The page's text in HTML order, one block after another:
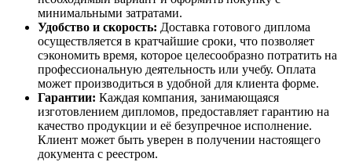
минимальными затратами.
Удобство и скорость: Доставка готового диплома
осуществляется в кратчайшие сроки, что позволяет
сэкономить время, которое целесообразно потратить на
профессиональную деятельность или учебу. Оплата
может производиться в удобной для клиента форме.
Гарантии: Каждая компания, занимающаяся
изготовлением дипломов, предоставляет гарантию на
качество продукции и её безупречное исполнение.
Клиент может быть уверен в получении настоящего
документа с реестром.